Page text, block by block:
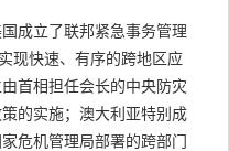
成立了联邦紧急事务管理
现快速、有序的跨地区应
首相担任会长的中央防灾
的实施；澳大利亚特别成
危机管理局部署的跨部门